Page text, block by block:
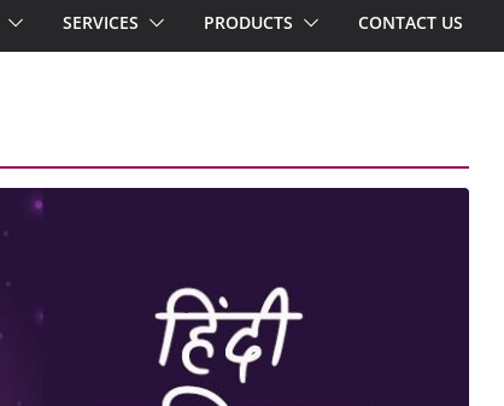
SERVICES PRODUCTS CONTACT US